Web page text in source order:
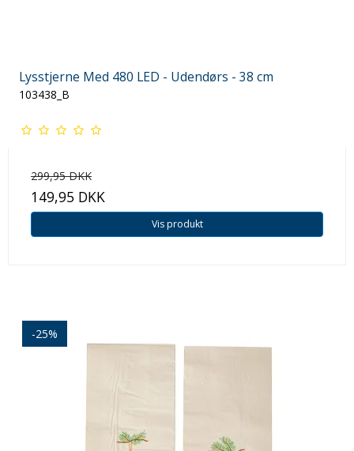
Lysstjerne Med 480 LED - Udendørs - 38 cm
103438_B
299,95 DKK
149,95 DKK
Vis produkt
-25%